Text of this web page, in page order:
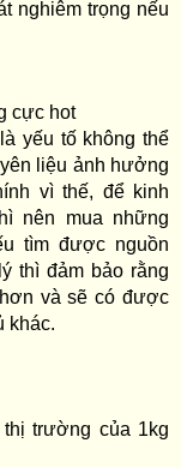
nghiêm trọng nếu
cực hot
yếu tố không thể
liệu ảnh hưởng
vì thế, để kinh
nên mua những
tìm được nguồn
thì đảm bảo rằng
và sẽ có được
khác.
trường của 1kg